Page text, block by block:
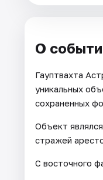
О
Гауптвахта
уникальных
сохраненных
Объект
стражей
С восточного